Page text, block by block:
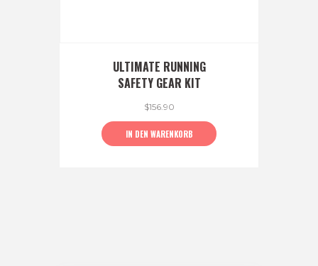
ULTIMATE RUNNING
SAFETY GEAR KIT
$156.90
IN DEN WARENKORB